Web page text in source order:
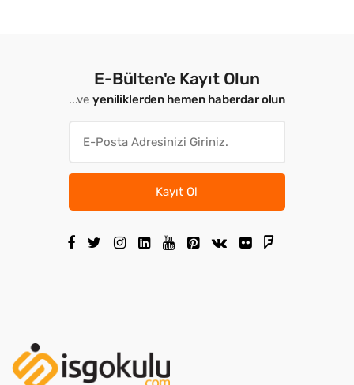
E-Bülten'e Kayıt Olun
...veyeniliklerden hemen haberdar olun
Kayıt Ol